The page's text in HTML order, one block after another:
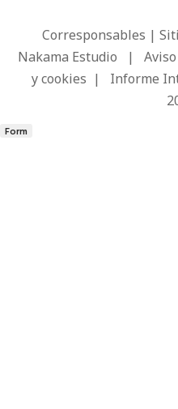
Corresponsables |
Nakama Estudio |
y cookies | Informe
Form